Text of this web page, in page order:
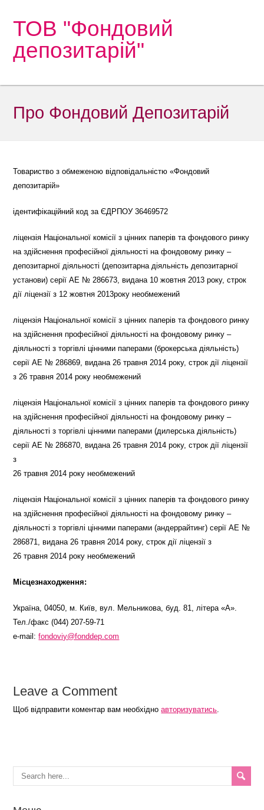
ТОВ "Фондовий
депозитарій"
Про Фондовий Депозитарій
Товариство з обмеженою відповідальністю «Фондовий
депозитарій»
ідентифікаційний код за ЄДРПОУ 36469572
ліцензія Національної комісії з цінних паперів та фондового ринку
на здійснення професійної діяльності на фондовому ринку –
депозитарної діяльності (депозитарна діяльність депозитарної
установи) серії АЕ № 286673, видана 10 жовтня 2013 року, строк
дії ліцензії з 12 жовтня 2013року необмежений
ліцензія Національної комісії з цінних паперів та фондового ринку
на здійснення професійної діяльності на фондовому ринку –
діяльності з торгівлі цінними паперами (брокерська діяльність)
серії АЕ № 286869, видана 26 травня 2014 року, строк дії ліцензії
з 26 травня 2014 року необмежений
ліцензія Національної комісії з цінних паперів та фондового ринку
на здійснення професійної діяльності на фондовому ринку –
діяльності з торгівлі цінними паперами (дилерська діяльність)
серії АЕ № 286870, видана 26 травня 2014 року, строк дії ліцензії
з
26 травня 2014 року необмежений
ліцензія Національної комісії з цінних паперів та фондового ринку
на здійснення професійної діяльності на фондовому ринку –
діяльності з торгівлі цінними паперами (андеррайтинг) серії АЕ №
286871, видана 26 травня 2014 року, строк дії ліцензії з
26 травня 2014 року необмежений
Місцезнаходження:
Україна, 04050, м. Київ, вул. Мельникова, буд. 81, літера «А».
Тел./факс (044) 207-59-71
e-mail:fondoviy@fonddep.com
Leave a Comment
Щоб відправити коментар вам необхідноавторизуватись.